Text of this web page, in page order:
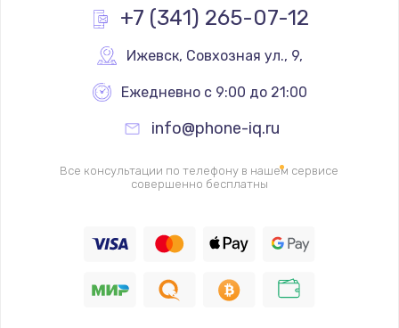
Заказать
Замена реле
700 руб.
Замена ТЭНа
2500 руб.
+7 (341) 265-07-12
Ижевск, Совхозная ул., 9,
Ежедневно с 9:00 до 21:00
info@phone-iq.ru
Все консультации по телефону в нашем сервисе
совершенно бесплатны